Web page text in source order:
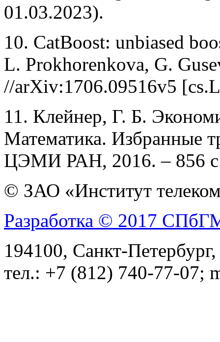
01.03.2023).
10. CatBoost: unbiased
L. Prokhorenkova, G.
//arXiv:1706.09516v5
11. Клейнер, Г. Б.
Математика. Избранные
ЦЭМИ РАН, 2016. – 856
© ЗАО «Институт
Разработка © 2017
194100, Санкт-
тел.: +7 (812) 740-77-07;